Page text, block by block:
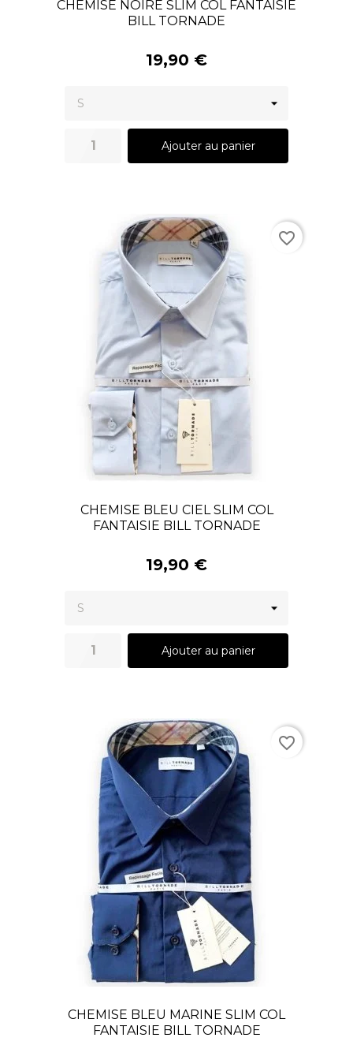
CHEMISE NOIRE SLIM COL FANTAISIE
BILL TORNADE
19,90 €
Ajouter au panier
CHEMISE BLEU CIEL SLIM COL
FANTAISIE BILL TORNADE
19,90 €
Ajouter au panier
favorite_border
CHEMISE BLEU MARINE SLIM COL
FANTAISIE BILL TORNADE
favorite_border